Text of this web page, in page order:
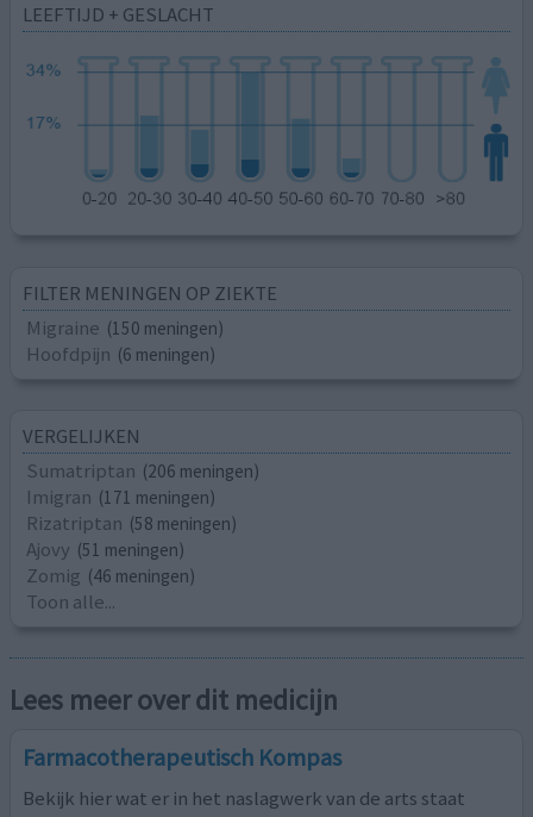
LEEFTIJD + GESLACHT
FILTER MENINGEN OP ZIEKTE
Migraine (150 meningen)
Hoofdpijn (6 meningen)
VERGELIJKEN
Sumatriptan (206 meningen)
Imigran (171 meningen)
Rizatriptan (58 meningen)
Ajovy (51 meningen)
Zomig (46 meningen)
Toon alle...
Lees meer over dit medicijn
Farmacotherapeutisch Kompas
Bekijk hier wat er in het naslagwerk van de arts staat